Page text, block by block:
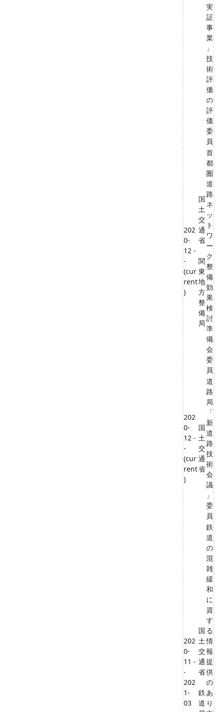
実
証
事
業
」
技
術
評
価
の
評
価
委
員
202
0-
12 -
-
(cur
rent
)
国
土
交
通
省
関
東
地
方
整
備
局
首
都
圏
道
路
ネ
ッ
ト
ワ
ー
ク
整
備
効
果
検
討
準
備
会
委
員
202
0-
12 -
-
(cur
rent
)
国
土
交
通
省
道
路
局
「
新
道
路
技
術
会
議
」
委
員
202
0-
11 -
-
202
1-
03
国
土
交
通
省
鉄
道
鉄
道
の
混
雑
緩
和
に
資
す
る
情
報
提
供
の
あ
り